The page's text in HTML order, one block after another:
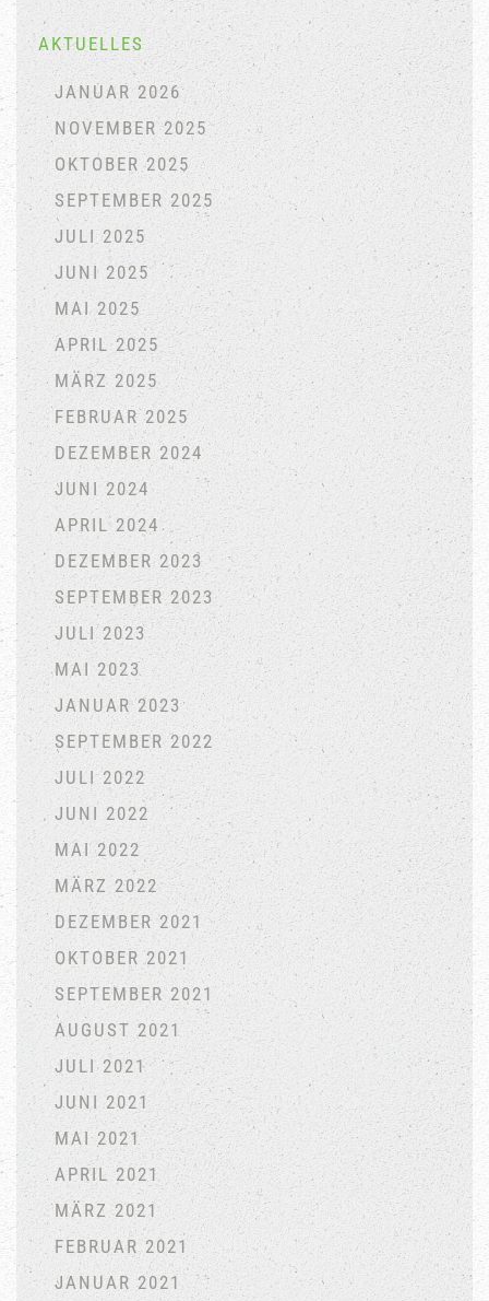
AKTUELLES
JANUAR 2026
NOVEMBER 2025
OKTOBER 2025
SEPTEMBER 2025
JULI 2025
JUNI 2025
MAI 2025
APRIL 2025
MÄRZ 2025
FEBRUAR 2025
DEZEMBER 2024
JUNI 2024
APRIL 2024
DEZEMBER 2023
SEPTEMBER 2023
JULI 2023
MAI 2023
JANUAR 2023
SEPTEMBER 2022
JULI 2022
JUNI 2022
MAI 2022
MÄRZ 2022
DEZEMBER 2021
OKTOBER 2021
SEPTEMBER 2021
AUGUST 2021
JULI 2021
JUNI 2021
MAI 2021
APRIL 2021
MÄRZ 2021
FEBRUAR 2021
JANUAR 2021